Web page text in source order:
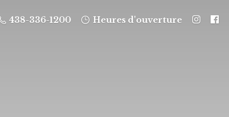
438-336-1200 Heures d'ouverture